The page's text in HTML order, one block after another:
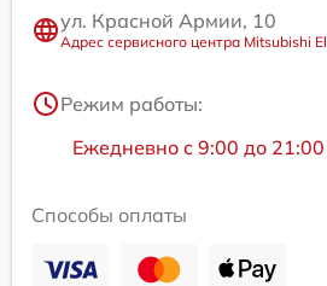
ул. Красной Армии, 10
Адрес сервисного центра Mitsubishi
Режим работы:
Ежедневно с 9:00 до 21:00
Способы оплаты